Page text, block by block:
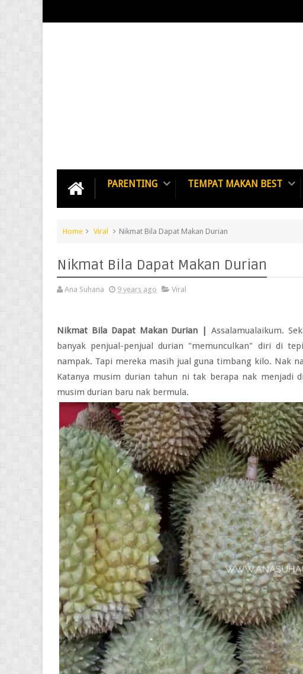
PARENTING TEMPAT MAKAN BEST
Home Viral Nikmat Bila Dapat Makan Durian
Nikmat Bila Dapat Makan Durian
Ana Suhana 9 years ago Viral
Nikmat Bila Dapat Makan Durian |Assalamualaikum.
banyak penjual-penjual durian "memunculkan" diri di
nampak. Tapi mereka masih jual guna timbang kilo. Nak
Katanya musim durian tahun ni tak berapa nak menjadi
musim durian baru nak bermula.